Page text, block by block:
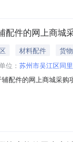
配件的网上商城
材料配件
货物
位： 苏州市吴江区同
配件的网上商城采
苏省苏州市吴江区